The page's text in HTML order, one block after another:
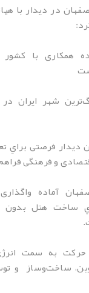
در ديدار با
همکاری با کشور
شهر ايران در
ديدار فرصتی براي
و فرهنگی فراهم
آماده
ساخت هتل بدون
به سمت
ساخت‌وساز و